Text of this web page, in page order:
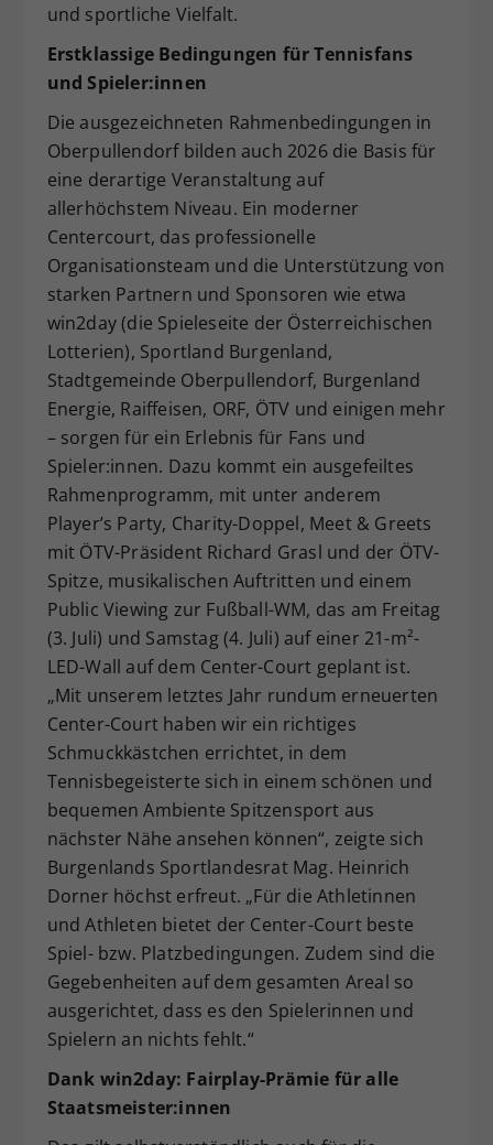
und sportliche Vielfalt.
Erstklassige Bedingungen für Tennisfans
und Spieler:innen
Die ausgezeichneten Rahmenbedingungen in
Oberpullendorf bilden auch 2026 die Basis für
eine derartige Veranstaltung auf
allerhöchstem Niveau. Ein moderner
Centercourt, das professionelle
Organisationsteam und die Unterstützung von
starken Partnern und Sponsoren wie etwa
win2day (die Spieleseite der Österreichischen
Lotterien), Sportland Burgenland,
Stadtgemeinde Oberpullendorf, Burgenland
Energie, Raiffeisen, ORF, ÖTV und einigen mehr
– sorgen für ein Erlebnis für Fans und
Spieler:innen. Dazu kommt ein ausgefeiltes
Rahmenprogramm, mit unter anderem
Player’s Party, Charity-Doppel, Meet & Greets
mit ÖTV-Präsident Richard Grasl und der ÖTV-
Spitze, musikalischen Auftritten und einem
Public Viewing zur Fußball-WM, das am Freitag
(3. Juli) und Samstag (4. Juli) auf einer 21-m²-
LED-Wall auf dem Center-Court geplant ist.
„Mit unserem letztes Jahr rundum erneuerten
Center-Court haben wir ein richtiges
Schmuckkästchen errichtet, in dem
Tennisbegeisterte sich in einem schönen und
bequemen Ambiente Spitzensport aus
nächster Nähe ansehen können“, zeigte sich
Burgenlands Sportlandesrat Mag. Heinrich
Dorner höchst erfreut. „Für die Athletinnen
und Athleten bietet der Center-Court beste
Spiel- bzw. Platzbedingungen. Zudem sind die
Gegebenheiten auf dem gesamten Areal so
ausgerichtet, dass es den Spielerinnen und
Spielern an nichts fehlt.“
Dank win2day: Fairplay-Prämie für alle
Staatsmeister:innen